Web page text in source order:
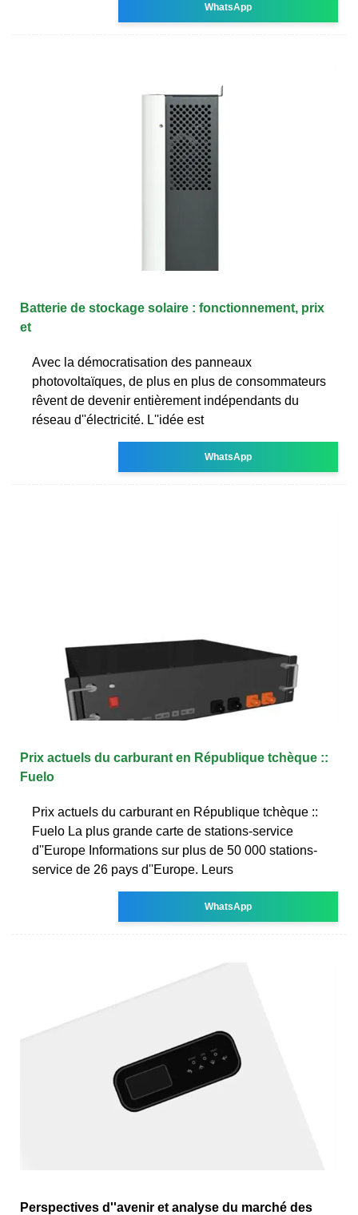
WhatsApp
Batterie de stockage solaire : fonctionnement, prix
et
Avec la démocratisation des panneaux
photovoltaïques, de plus en plus de consommateurs
rêvent de devenir entièrement indépendants du
réseau d''électricité. L''idée est
WhatsApp
Prix actuels du carburant en République tchèque ::
Fuelo
Prix actuels du carburant en République tchèque ::
Fuelo La plus grande carte de stations-service
d''Europe Informations sur plus de 50 000 stations-
service de 26 pays d''Europe. Leurs
WhatsApp
Perspectives d''avenir et analyse du marché des